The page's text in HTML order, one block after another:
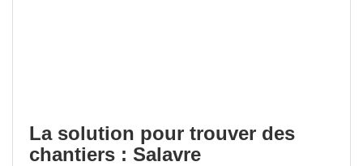
La solution pour trouver des
chantiers : Salavre